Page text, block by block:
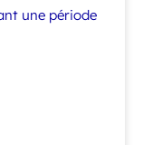
une période